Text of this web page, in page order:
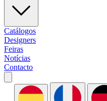
Catálogos
Designers
Feiras
Notícias
Contacto